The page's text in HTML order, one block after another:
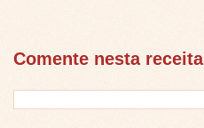
Comente nesta receita